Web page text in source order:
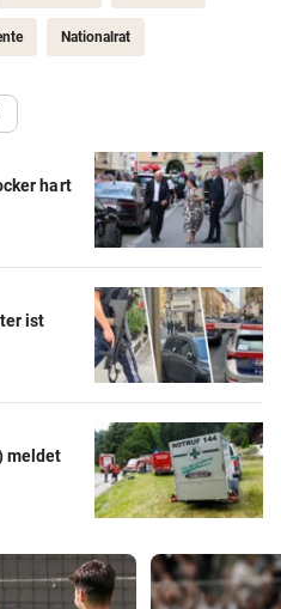
Nationalrat
hart
ist
meldet